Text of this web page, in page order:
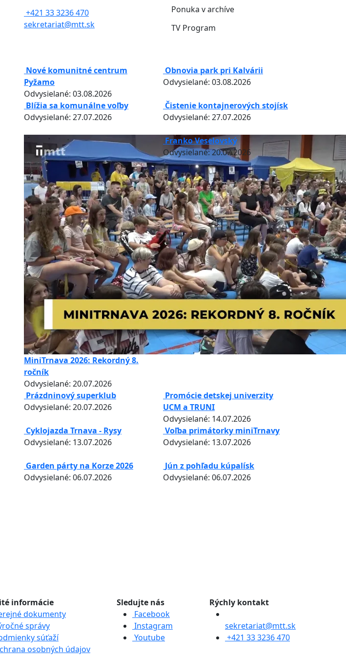
+421 33 3236 470
sekretariat@mtt.sk
Ponuka v archíve
TV Program
Nové komunitné centrum
Pyžamo
Odvysielané: 03.08.2026
Obnovia park pri Kalvárii
Odvysielané: 03.08.2026
Blížia sa komunálne voľby
Odvysielané: 27.07.2026
Čistenie kontajnerových stojísk
Odvysielané: 27.07.2026
MiniTrnava 2026: Rekordný 8.
ročník
Odvysielané: 20.07.2026
Franko Veselovský
Odvysielané: 20.07.2026
Prázdninový superklub
Odvysielané: 20.07.2026
Promócie detskej univerzity
UCM a TRUNI
Odvysielané: 14.07.2026
Cyklojazda Trnava - Rysy
Odvysielané: 13.07.2026
Voľba primátorky miniTrnavy
Odvysielané: 13.07.2026
Garden párty na Korze 2026
Odvysielané: 06.07.2026
Jún z pohľadu kúpalísk
Odvysielané: 06.07.2026
informácie
dokumenty
správy
súťaží
osobných údajov
Sledujte nás
Facebook
Instagram
Youtube
Rýchly kontakt
sekretariat@mtt.sk
+421 33 3236 470